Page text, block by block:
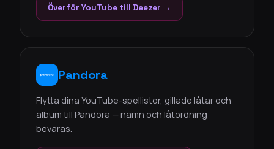
Överför YouTube till Deezer →
Pandora
Flytta dina YouTube-spellistor, gillade låtar och
album till Pandora — namn och låtordning
bevaras.